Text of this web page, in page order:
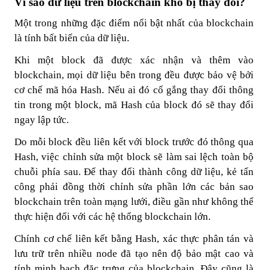
Một trong những đặc điểm nổi bật nhất của blockchain
là tính bất biến của dữ liệu.
Khi một block đã được xác nhận và thêm vào
blockchain, mọi dữ liệu bên trong đều được bảo vệ bởi
cơ chế mã hóa Hash. Nếu ai đó cố gắng thay đổi thông
tin trong một block, mã Hash của block đó sẽ thay đổi
ngay lập tức.
Do mỗi block đều liên kết với block trước đó thông qua
Hash, việc chỉnh sửa một block sẽ làm sai lệch toàn bộ
chuỗi phía sau. Để thay đổi thành công dữ liệu, kẻ tấn
công phải đồng thời chỉnh sửa phần lớn các bản sao
blockchain trên toàn mạng lưới, điều gần như không thể
thực hiện đối với các hệ thống blockchain lớn.
Chính cơ chế liên kết bằng Hash, xác thực phân tán và
lưu trữ trên nhiều node đã tạo nên độ bảo mật cao và